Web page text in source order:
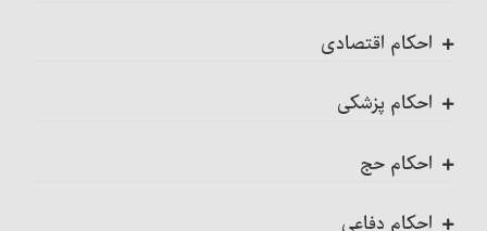
احکام اقتصادی
احکام پزشکی
احکام حج
احکام دفاعی